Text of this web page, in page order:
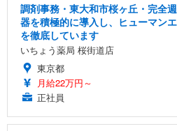
調剤事務・東大和市桜ヶ丘・完全
器を積極的に導入し、ヒューマン
を徹底しています
いちょう薬局 桜街道店
東京都
月給22万円～
正社員